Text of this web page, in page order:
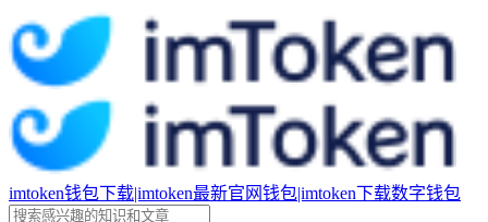
imtoken钱包下载|imtoken最新官网钱包|imtoken下载数字钱包